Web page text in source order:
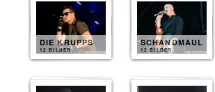
DIE KRUPPS
12 BILDER
SCHANDMAUL
12 BILDER